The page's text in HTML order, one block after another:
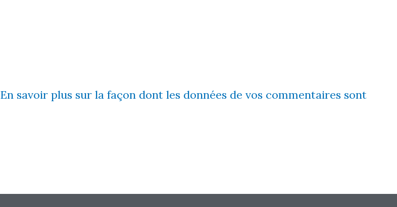
En savoir plus sur la façon dont les données de vos commentaires sont